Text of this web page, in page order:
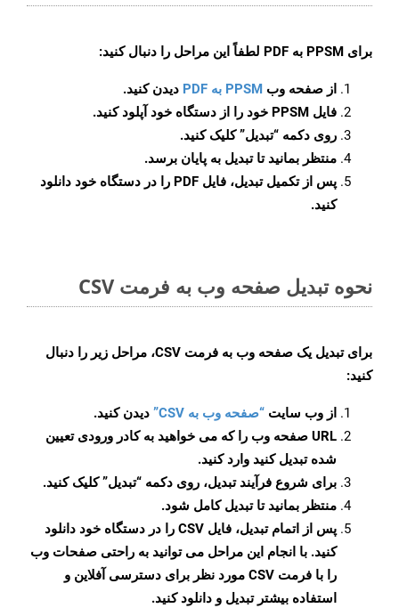
برای PPSM به PDF لطفاً این مراحل را دنبال کنید:
از صفحه وب PPSM به PDF
دیدن کنید.
فایل PPSM خود را از دستگاه خود آپلود کنید.
روی دکمه “تبدیل”کلیک کنید.
منتظر بمانید تا تبدیل به پایان برسد.
پس از تکمیل تبدیل، فایل PDF را در دستگاه خود دانلود
کنید.
نحوه تبدیل صفحه وب به فرمت CSV
برای تبدیل یک صفحه وب به فرمت CSV، مراحل زیر را دنبال
کنید:
از وب سایت “صفحه وب به CSV”
دیدن کنید.
URL صفحه وب را که می خواهید به کادر ورودی تعیین
شده تبدیل کنید وارد کنید.
برای شروع فرآیند تبدیل، روی دکمه “تبدیل” کلیک کنید.
منتظر بمانید تا تبدیل کامل شود.
پس از اتمام تبدیل، فایل CSV را در دستگاه خود دانلود
کنید. با انجام این مراحل می توانید به راحتی صفحات وب
را با فرمت CSV مورد نظر برای دسترسی آفلاین و
استفاده بیشتر تبدیل و دانلود کنید.